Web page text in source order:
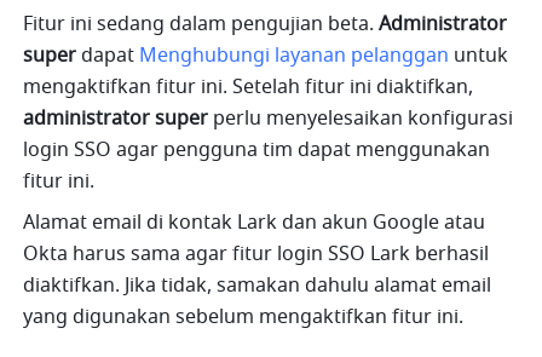
Fitur ini sedang dalam pengujian beta. Administrator
super dapat Menghubungi layanan pelanggan untuk
administrator super perlu menyelesaikan konfigurasi
login SSO agar pengguna tim dapat menggunakan
fitur ini.
Alamat email di kontak Lark dan akun Google atau
Okta harus sama agar fitur login SSO Lark berhasil
diaktifkan. Jika tidak, samakan dahulu alamat email
yang digunakan sebelum mengaktifkan fitur ini.